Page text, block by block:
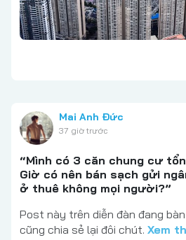
Mai Anh Đức
37 giờ trước
“Mình có 3 căn chung cư
Giờ có nên bán sạch gửi
ở thuê không mọi người?”
Post này trên diễn đàn đang
cũng chia sẻ lại đôi chút. Xem